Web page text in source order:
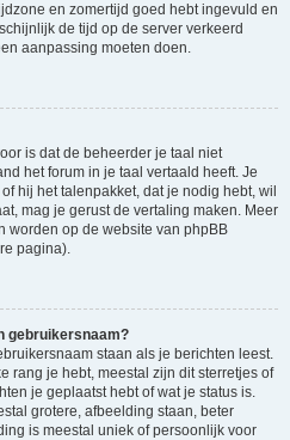
en zomertijd goed hebt ingevuld en
de tijd op de server verkeerd
aanpassing moeten doen.
is dat de beheerder je taal niet
het forum in je taal vertaald heeft. Je
hij het talenpakket, dat je nodig hebt, wil
mag je gerust de vertaling maken. Meer
worden op de website van phpBB
pagina).
gebruikersnaam?
staan als je berichten leest.
rang je hebt, meestal zijn dit sterretjes of
je geplaatst hebt of wat je status is.
grotere, afbeelding staan, beter
is meestal uniek of persoonlijk voor